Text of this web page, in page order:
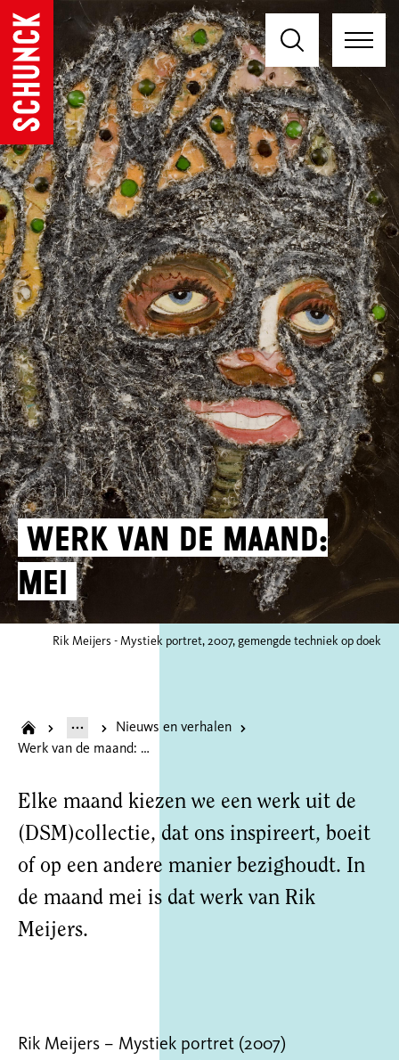
Werk van de maand:
mei
Rik Meijers - Mystiek portret, 2007, gemengde techniek op doek
Nieuws en verhalen
Werk van de maand: mei
Elke maand kiezen we een werk uit de
(DSM)collectie, dat ons inspireert, boeit
of op een andere manier bezighoudt. In
de maand mei is dat werk van Rik
Meijers.
Rik Meijers – Mystiek portret (2007)